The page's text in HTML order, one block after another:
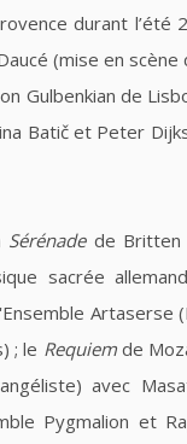
durant l’été
(mise en scène
Gulbenkian de
Batič et Peter
Sérénadede Britten
sacrée
Artaserse
; le Requiemde
avec
Pygmalion et